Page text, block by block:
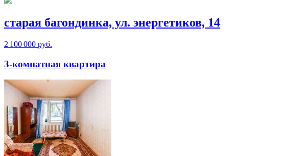
старая багондинка, ул. энергетиков, 14
2 100 000 руб.
3-комнатная квартира